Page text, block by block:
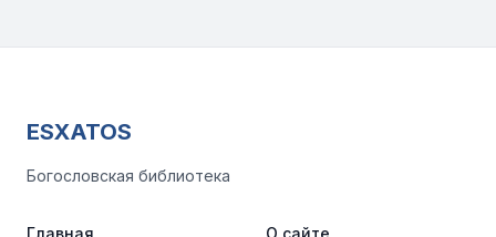
ESXATOS
Богословская библиотека